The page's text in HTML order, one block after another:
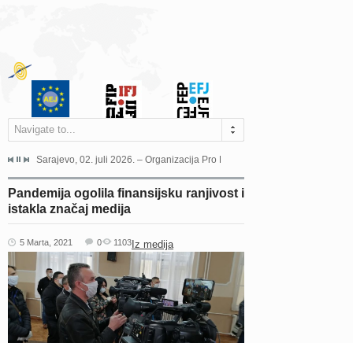
Navigate to...
Grada Sarajeva povodom Dana Sarajeva dugogodišnjoj...
Sarajevo, 02. juli 2026. – Organizacija Pro Educa juče je uspješno
Pandemija ogolila finansijsku ranjivost i
istakla značaj medija
5 Marta, 2021 Iz medija
0 1103